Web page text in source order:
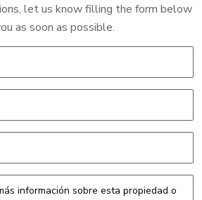
let us know filling the form below
as soon as possible.